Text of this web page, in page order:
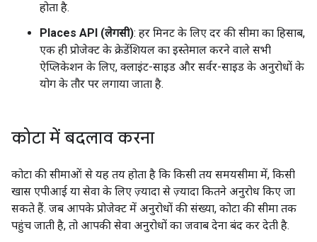
होता है.
Places API (लेगसी): हर मिनट के लिए दर की सीमा का हिसाब,
एक ही प्रोजेक्ट के क्रेडेंशियल का इस्तेमाल करने वाले सभी
ऐप्लिकेशन के लिए, क्लाइंट-साइड और सर्वर-साइड के अनुरोधों के
योग के तौर पर लगाया जाता है.
कोटा में बदलाव करना
कोटा की सीमाओं से यह तय होता है कि किसी तय समयसीमा में, किसी
खास एपीआई या सेवा के लिए ज़्यादा से ज़्यादा कितने अनुरोध किए जा
सकते हैं. जब आपके प्रोजेक्ट में अनुरोधों की संख्या, कोटा की सीमा तक
पहुंच जाती है, तो आपकी सेवा अनुरोधों का जवाब देना बंद कर देती है.